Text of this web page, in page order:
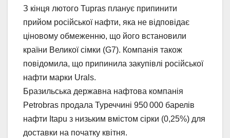
З кінця лютого Tupras планує припинити
прийом російської нафти, яка не відповідає
ціновому обмеженню, що його встановили
країни Великої сімки (G7). Компанія також
повідомила, що припинила закупівлі російської
нафти марки Urals.
Бразильська державна нафтова компанія
Petrobras продала Туреччині 950 000 барелів
нафти Itapu з низьким вмістом сірки (0,25%) для
доставки на початку квітня.